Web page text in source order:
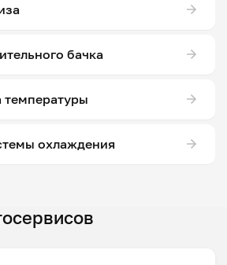
бачка
температуры
охлаждения